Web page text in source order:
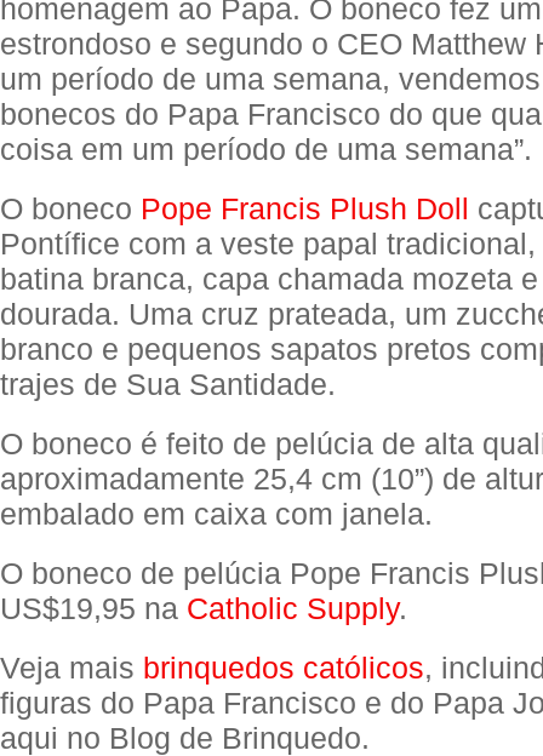
homenagem ao Papa. O boneco fez
estrondoso e segundo o CEO Matthew
um período de uma semana,
bonecos do Papa Francisco do que
coisa em um período de uma semana”.
O boneco Pope Francis Plush Doll
Pontífice com a veste papal
batina branca, capa chamada mozeta
dourada. Uma cruz prateada, um
branco e pequenos sapatos pretos
trajes de Sua Santidade.
O boneco é feito de pelúcia de alta
aproximadamente 25,4 cm (10”) de
embalado em caixa com janela.
O boneco de pelúcia Pope Francis
US$19,95 na Catholic Supply.
Veja mais brinquedos católicos,
figuras do Papa Francisco e do Papa
aqui no Blog de Brinquedo.